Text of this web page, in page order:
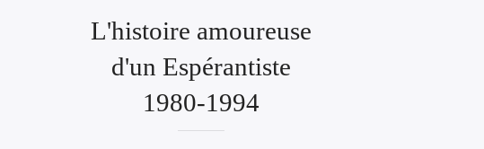
L'histoire amoureuse
d'un Espérantiste
1980-1994